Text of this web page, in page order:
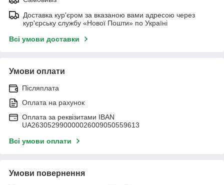
Доставка кур'єром за вказаною вами адресою через
кур'єрську службу «Нової Пошти» по Україні
Всі умови доставки
Умови оплати
Післяплата
Оплата на рахунок
Оплата за реквізитами IBAN
UA263052990000026009050559613
Всі умови оплати
Умови повернення